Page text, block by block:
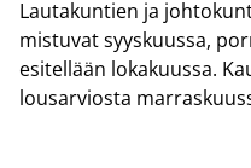
Lau­ta­kun­tien ja
mis­tu­vat syys­kuus­sa,
esi­tel­lään lo­ka­kuus­sa.
lous­ar­vios­ta